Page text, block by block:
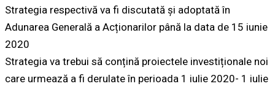
Strategia respectivă va fi discutată și adoptată în
Adunarea Generală a Acționarilor până la data de 15 iunie
2020
Strategia va trebui să conțină proiectele investiționale noi
care urmează a fi derulate în perioada 1 iulie 2020- 1 iulie